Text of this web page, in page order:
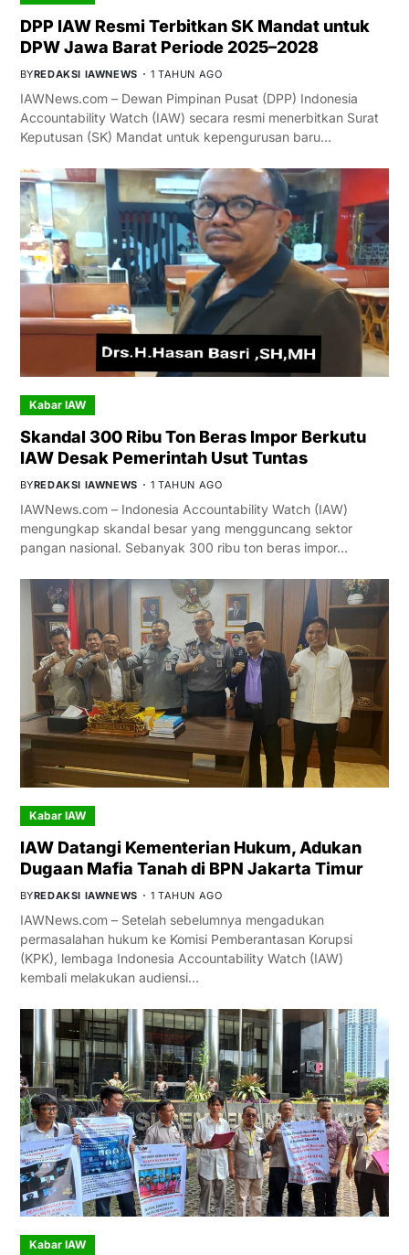
DPP IAW Resmi Terbitkan SK Mandat untuk
DPW Jawa Barat Periode 2025–2028
BYREDAKSI IAWNEWS 1 TAHUN AGO
IAWNews.com – Dewan Pimpinan Pusat (DPP) Indonesia
Accountability Watch (IAW) secara resmi menerbitkan Surat
Keputusan (SK) Mandat untuk kepengurusan baru…
Kabar IAW
Skandal 300 Ribu Ton Beras Impor Berkutu
IAW Desak Pemerintah Usut Tuntas
BYREDAKSI IAWNEWS 1 TAHUN AGO
IAWNews.com – Indonesia Accountability Watch (IAW)
mengungkap skandal besar yang mengguncang sektor
pangan nasional. Sebanyak 300 ribu ton beras impor…
Kabar IAW
IAW Datangi Kementerian Hukum, Adukan
Dugaan Mafia Tanah di BPN Jakarta Timur
BYREDAKSI IAWNEWS 1 TAHUN AGO
IAWNews.com – Setelah sebelumnya mengadukan
permasalahan hukum ke Komisi Pemberantasan Korupsi
(KPK), lembaga Indonesia Accountability Watch (IAW)
kembali melakukan audiensi…
Kabar IAW